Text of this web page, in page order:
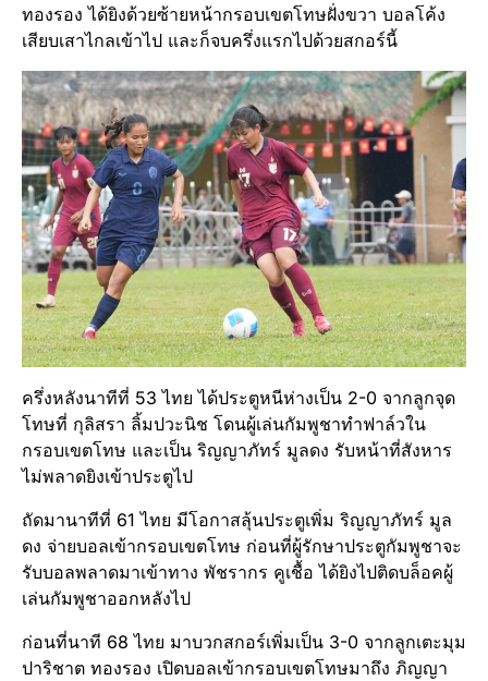
ทองรอง ได้ยิงด้วยซ้ายหน้ากรอบเขตโทษฝั่งขวา บอลโค้ง
เสียบเสาไกลเข้าไป และก็จบครึ่งแรกไปด้วยสกอร์นี้
ครึ่งหลังนาทีที่ 53 ไทย ได้ประตูหนีห่างเป็น 2-0 จากลูกจุด
โทษที่ กุลิสรา ลิ้มปวะนิช โดนผู้เล่นกัมพูชาทำฟาล์วใน
กรอบเขตโทษ และเป็น ริญญาภัทร์ มูลดง รับหน้าที่สังหาร
ไม่พลาดยิงเข้าประตูไป
ถัดมานาทีที่ 61 ไทย มีโอกาสลุ้นประตูเพิ่ม ริญญาภัทร์ มูล
ดง จ่ายบอลเข้ากรอบเขตโทษ ก่อนที่ผู้รักษาประตูกัมพูชาจะ
รับบอลพลาดมาเข้าทาง พัชรากร คูเชื้อ ได้ยิงไปติดบล็อคผู้
เล่นกัมพูชาออกหลังไป
ก่อนที่นาที 68 ไทย มาบวกสกอร์เพิ่มเป็น 3-0 จากลูกเตะมุม
ปาริชาต ทองรอง เปิดบอลเข้ากรอบเขตโทษมาถึง ภิญญา